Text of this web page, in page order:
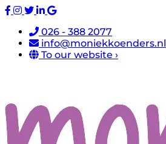
026 - 388 2077
info@moniekkoenders.nl
To our website ›